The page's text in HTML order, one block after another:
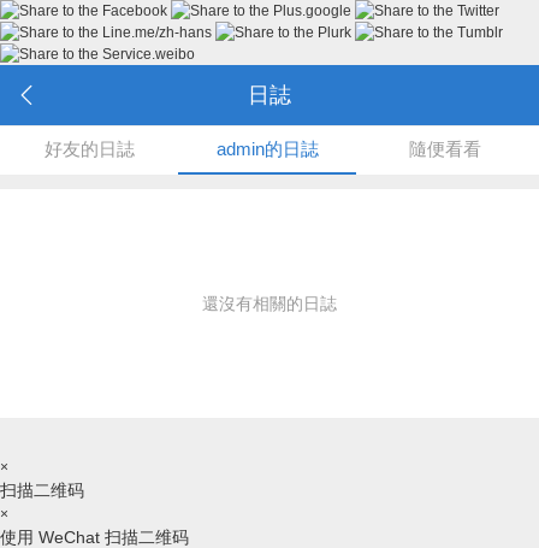
日誌
好友的日誌 admin的日誌 隨便看看
還沒有相關的日誌
×
扫描二维码
×
使用 WeChat 扫描二维码